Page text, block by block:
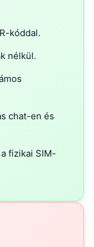
kóddal.
nélkül.
chat-en és
fizikai SIM-